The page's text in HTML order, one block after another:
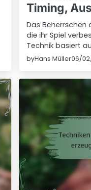
Timing,
Das Beherrschen
die ihr Spiel
Technik basiert
byHans Müller06/